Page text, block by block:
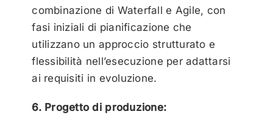
combinazione di Waterfall e Agile, con
fasi iniziali di pianificazione che
utilizzano un approccio strutturato e
flessibilità nell’esecuzione per adattarsi
ai requisiti in evoluzione.
6. Progetto di produzione: